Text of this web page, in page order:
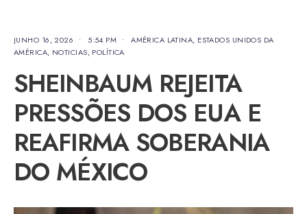
JUNHO 16, 2026 • 5:54 PM • AMÉRICA LATINA, ESTADOS UNIDOS DA
AMÉRICA, NOTICIAS, POLÍTICA
SHEINBAUM REJEITA
PRESSÕES DOS EUA E
REAFIRMA SOBERANIA
DO MÉXICO